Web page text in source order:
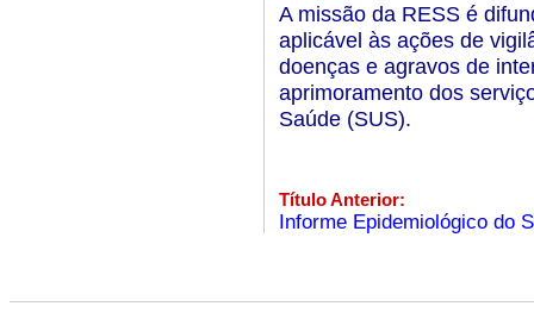
A missão da RESS é
aplicável às ações de
doenças e agravos de
aprimoramento dos
Saúde (SUS).
Título Anterior:
Informe Epidemiológico do